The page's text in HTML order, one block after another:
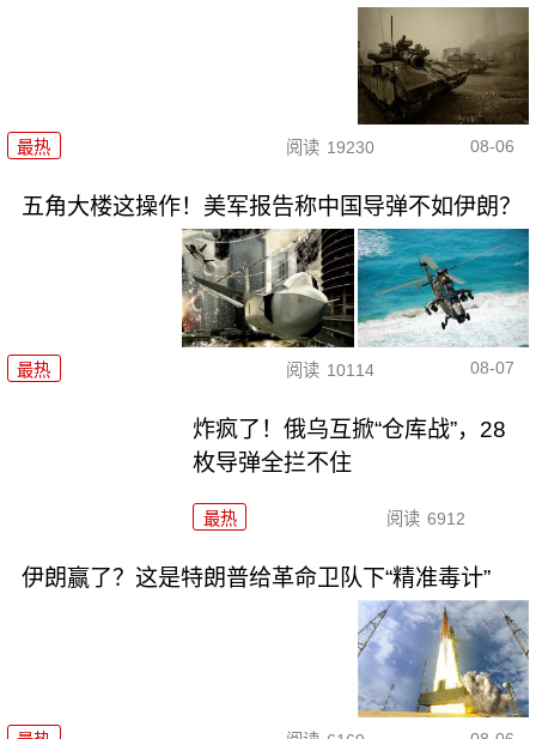
最热 阅读 19230 08-06
五角大楼这操作！美军报告称中国导弹不如伊朗？
最热 阅读 10114 08-07
炸疯了！俄乌互掀“仓库战”，28
枚导弹全拦不住
最热 阅读 6912
伊朗赢了？这是特朗普给革命卫队下“精准毒计”